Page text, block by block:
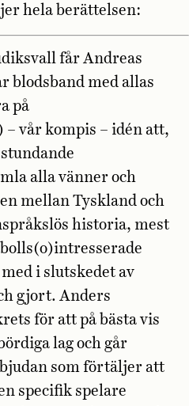
hela berättelsen:
får Andreas
blodsband med allas
på
vår kompis – idén att,
alla vänner och
mellan Tyskland och
historia, mest
i slutskedet av
gjort. Anders
för att på bästa vis
lag och går
som förtäljer att
specifik spelare